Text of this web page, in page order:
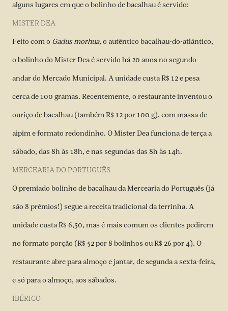
alguns lugares em que o bolinho de bacalhau é servido:
MISTER DEA
Feito com o Gadus morhua, o autêntico bacalhau-do-atlântico,
o bolinho do Mister Dea é servido há 20 anos no segundo
andar do Mercado Municipal. A unidade custa R$ 12 e pesa
cerca de 100 gramas. Recentemente, o restaurante inventou o
ouriço de bacalhau (também R$ 12 por 100 g), com massa de
aipim e formato redondinho. O Mister Dea funciona de terça a
sábado, das 8h às 18h, e nas segundas das 8h às 14h.
MERCEARIA DO PORTUGUÊS
O premiado bolinho de bacalhau da Mercearia do Português (já
são 8 prêmios!) segue a receita tradicional da terrinha. A
unidade custa R$ 6,50, mas é mais comum os clientes pedirem
no formato porção (R$ 52 por 8 bolinhos ou R$ 26 por 4). O
restaurante abre para almoço e jantar, de segunda a sexta-feira,
e só para o almoço, aos sábados.
IBÉRICO